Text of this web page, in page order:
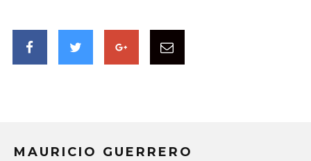
MAURICIO GUERRERO